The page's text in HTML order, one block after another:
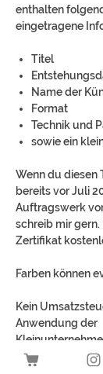
enthalten
eingetragene
Titel
Name der
Format
Technik und
sowie ein
Wenn du diesen
bereits vor Juli
Auftragswerk
schreib mir
Zertifikat
Farben können
Kein
Anwendung der
UStG.